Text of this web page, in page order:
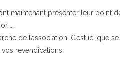
maintenant présenter leur point
de l’association. C’est ici que se
revendications.